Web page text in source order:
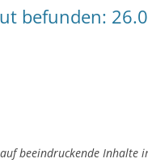
befunden:
beeindruckende Inhalte